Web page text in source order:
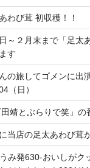
わび茸 初収穫！！
～２月末まで「足太
す
の旅してゴメンに出
（日）
靖とぶらりで笑」の
当店の足太あわび茸
み発630-おいしがク